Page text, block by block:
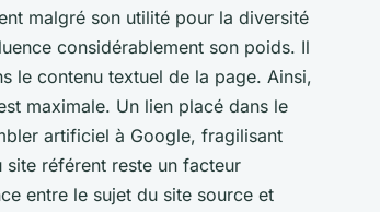
malgré son utilité pour la diversité
considérablement son poids. Il
le contenu textuel de la page. Ainsi,
maximale. Un lien placé dans le
artificiel à Google, fragilisant
site référent reste un facteur
entre le sujet du site source et